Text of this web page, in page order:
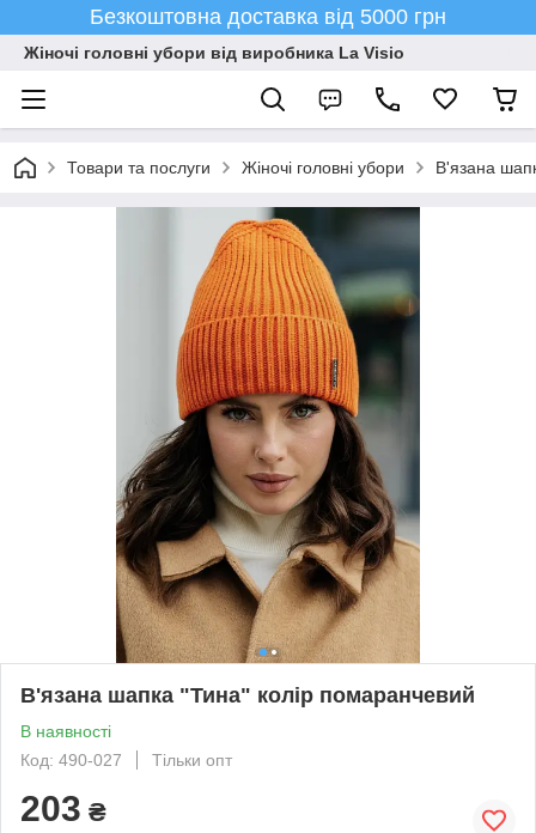
Безкоштовна доставка від 5000 грн
Жіночі головні убори від виробника La Visio
Товари та послуги Жіночі головні убори В'язана
В'язана шапка "Тина" колір помаранчевий
В наявності
Код: 490-027
Тільки опт
203 ₴